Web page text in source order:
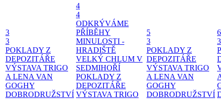
3
3
POKLADY Z
DEPOZITÁŘE
VÝSTAVA TRIGO
A LENA VAN
GOGHY
DOBRODRUŽSTVÍ
4
4
ODKRÝVÁME
PŘÍBĚHY
MINULOSTI -
HRADIŠTĚ
VELKÝ CHLUM V
SEDMIHOŘÍ
POKLADY Z
DEPOZITÁŘE
VÝSTAVA TRIGO
5
3
POKLADY Z
DEPOZITÁŘE
VÝSTAVA TRIGO
A LENA VAN
GOGHY
DOBRODRUŽSTVÍ
6
3